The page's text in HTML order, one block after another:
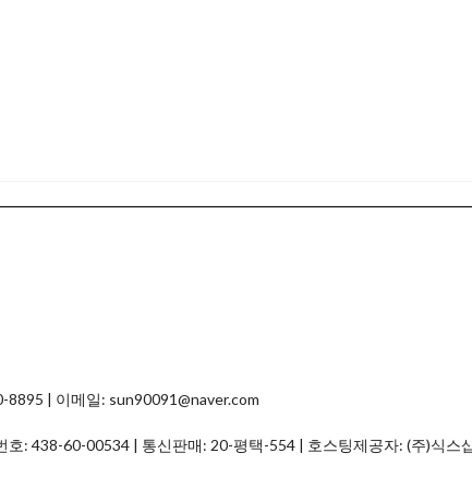
| 이메일: sun90091@naver.com
호: 438-60-00534 | 통신판매: 20-평택-554 | 호스팅제공자: (주)식스